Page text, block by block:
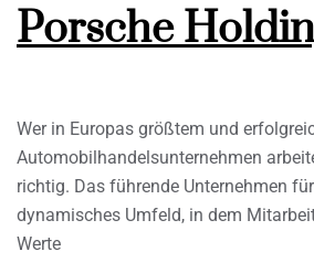
Porsche
Wer in Europas größtem und
Automobilhandelsunternehmen
richtig. Das führende Unternehmen
dynamisches Umfeld, in dem
Werte